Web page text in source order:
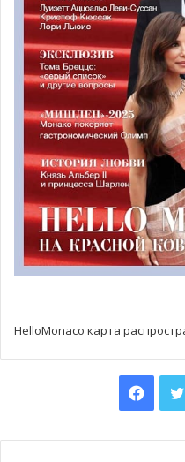
Александра.
«Мы вложили много сил
тренировались, так как
сильным противником в
команды Ольга
закрепить этот успех и
Это также одна из
должны продолжить в
до национальной лиги.
команда была
национальном уровне».
Стоит отметить, что у
поддержать спортсменок
Президент команды
зарезервировал столик
парижских ресторанов,
HelloMonaco карта